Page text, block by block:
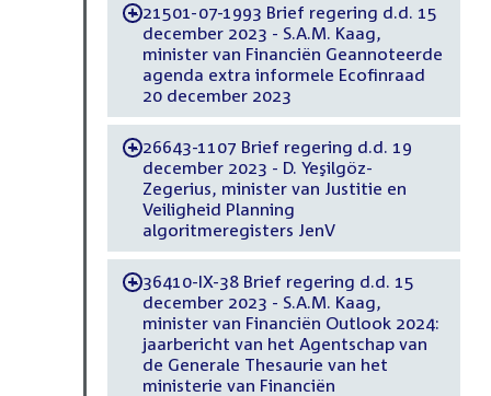
-21501-07-1993 Brief regering d.d. 15
december 2023 - S.A.M. Kaag,
minister van Financiën Geannoteerde
agenda extra informele Ecofinraad
20 december 2023
-26643-1107 Brief regering d.d. 19
december 2023 - D. Yeşilgöz-
Zegerius, minister van Justitie en
Veiligheid Planning
algoritmeregisters JenV
-36410-IX-38 Brief regering d.d. 15
december 2023 - S.A.M. Kaag,
minister van Financiën Outlook 2024:
jaarbericht van het Agentschap van
de Generale Thesaurie van het
ministerie van Financiën